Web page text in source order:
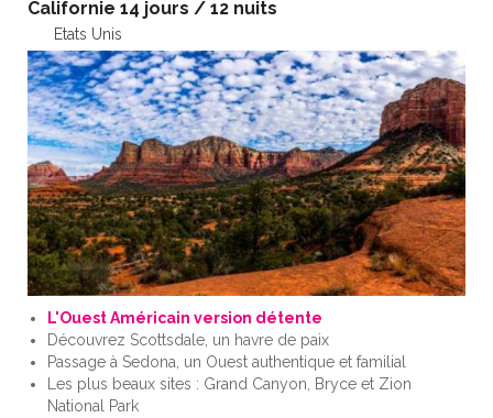
Californie 14 jours / 12 nuits
Etats Unis
L'Ouest Américain version détente
Découvrez Scottsdale, un havre de paix
Passage à Sedona, un Ouest authentique et familial
Les plus beaux sites : Grand Canyon, Bryce et Zion
National Park